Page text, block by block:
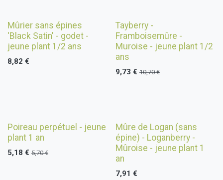
Mûrier sans épines
'Black Satin' - godet -
jeune plant 1/2 ans
8,82 €
Tayberry -
Framboisemûre -
Muroise - jeune plant 1/2
ans
9,73 € 10,70€
Nouveau !
Poireau perpétuel - jeune
plant 1 an
5,18 € 5,70€
Nouveau !
Mûre de Logan (sans
épine) - Loganberry -
Mûroise - jeune plant 1
an
7,91 €